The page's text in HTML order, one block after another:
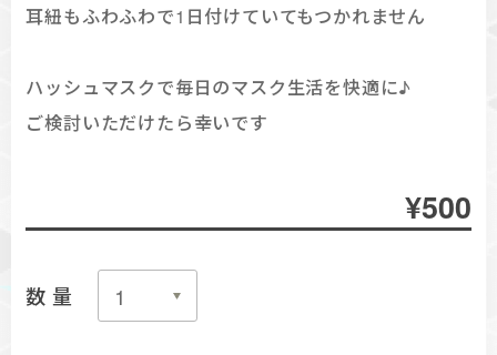
耳紐もふわふわで1日付けていてもつかれません
ハッシュマスクで毎日のマスク生活を快適に♪
ご検討いただけたら幸いです
¥500
数量